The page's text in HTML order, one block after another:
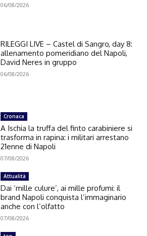
06/08/2026
RILEGGI LIVE – Castel di Sangro, day 8:
allenamento pomeridiano del Napoli,
David Neres in gruppo
06/08/2026
Cronaca
A Ischia la truffa del finto carabiniere si
trasforma in rapina: i militari arrestano
21enne di Napoli
07/08/2026
Attualità
Dai ‘mille culure’, ai mille profumi: il
brand Napoli conquista l’immaginario
anche con l’olfatto
07/08/2026